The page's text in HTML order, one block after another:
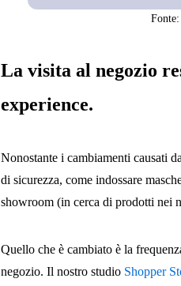
La visita al negozio
experience.
Nonostante i cambiamenti causati
di sicurezza, come indossare
showroom (in cerca di prodotti nei
Quello che è cambiato è la
negozio. Il nostro studio Shopper